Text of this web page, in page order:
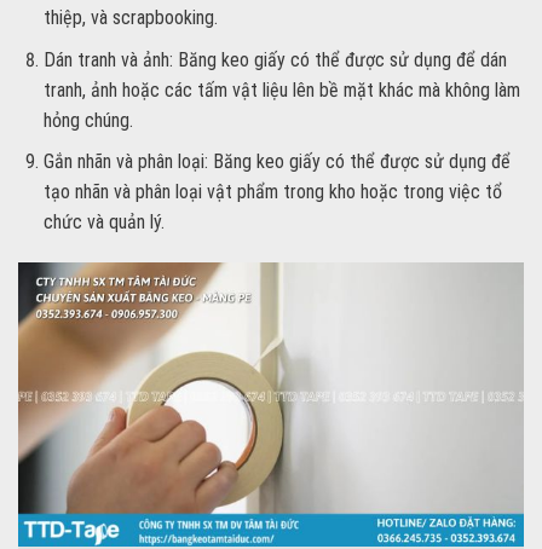
thiệp, và scrapbooking.
Dán tranh và ảnh: Băng keo giấy có thể được sử dụng để dán
tranh, ảnh hoặc các tấm vật liệu lên bề mặt khác mà không làm
hỏng chúng.
Gắn nhãn và phân loại: Băng keo giấy có thể được sử dụng để
tạo nhãn và phân loại vật phẩm trong kho hoặc trong việc tổ
chức và quản lý.